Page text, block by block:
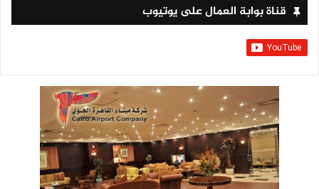
قناة بوابة العمال على يوتيوب